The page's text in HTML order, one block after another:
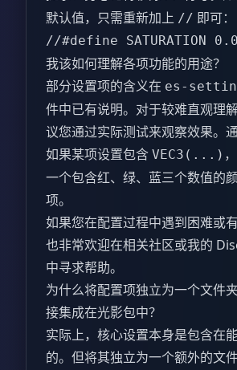
默认值，只需重新加上 // 即可：
//#define SATURATION
我该如何理解各项功能的用途？
部分设置项的含义在 es-
件中已有说明。对于较难直观理
议您通过实际测试来观察效果。通
如果某项设置包含 VEC3(...)
一个包含红、绿、蓝三个数值的
项。
如果您在配置过程中遇到困难或有
也非常欢迎在相关社区或我的
中寻求帮助。
为什么将配置项独立为一个文件
接集成在光影包中？
实际上，核心设置本身是包含在
的。但将其独立为一个额外的文